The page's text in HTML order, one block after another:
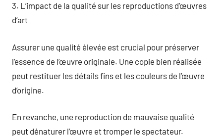
3. L’impact de la qualité sur les reproductions d’œuvres
d’art
Assurer une qualité élevée est crucial pour préserver
l’essence de l’œuvre originale. Une copie bien réalisée
peut restituer les détails fins et les couleurs de l’œuvre
d’origine.
En revanche, une reproduction de mauvaise qualité
peut dénaturer l’œuvre et tromper le spectateur.